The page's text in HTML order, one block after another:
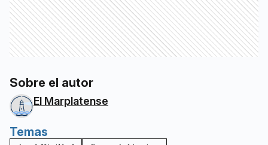
Sobre el autor
El Marplatense
Temas